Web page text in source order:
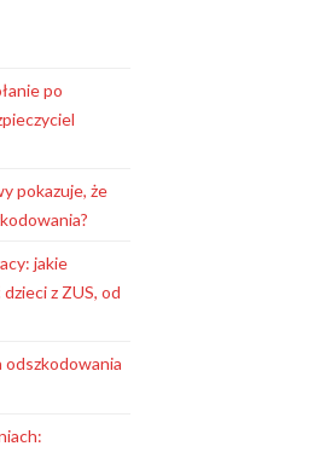
po
pokazuje, że
jakie
z ZUS, od
odszkodowania